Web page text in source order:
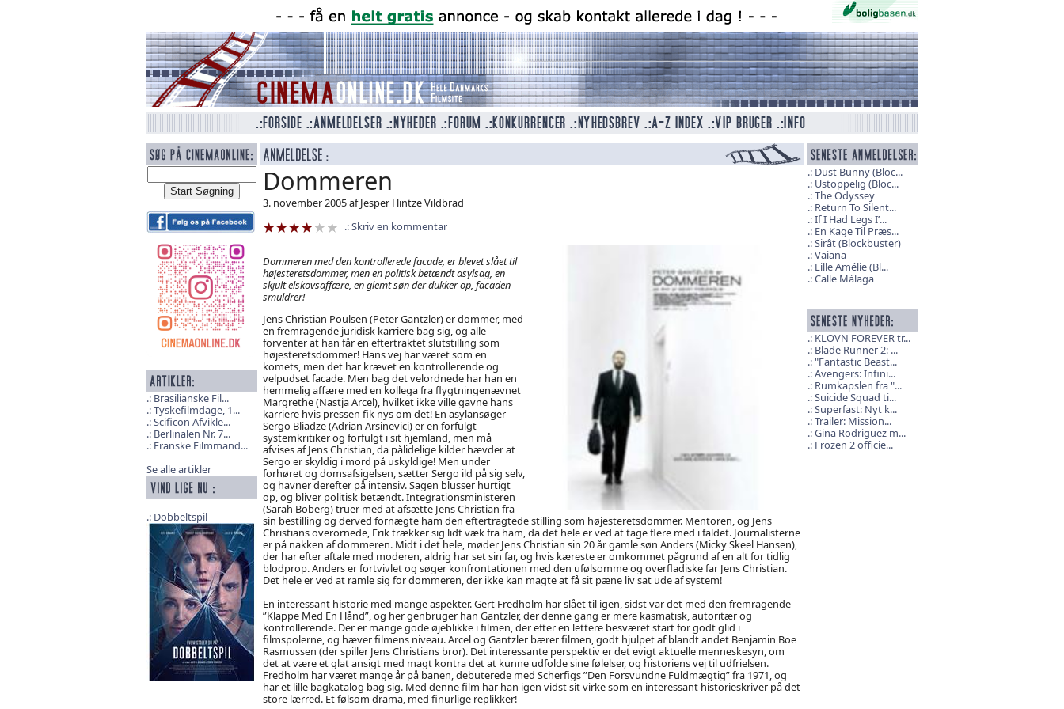
Brasilianske Fil...
Tyskefilmdage, 1...
Scificon Afvikle...
Berlinalen Nr. 7...
Franske Filmmand...
Se alle artikler
Dobbeltspil
Dommeren
3. november 2005 af Jesper Hintze Vildbrad
Skriv en kommentar
Dommeren med den kontrollerede facade, er blevet slået til
højesteretsdommer, men en politisk betændt asylsag, en
skjult elskovsaffære, en glemt søn der dukker op, facaden
smuldrer!
Jens Christian Poulsen (Peter Gantzler) er dommer, med
en fremragende juridisk karriere bag sig, og alle
forventer at han får en eftertraktet slutstilling som
højesteretsdommer! Hans vej har været som en
komets, men det har krævet en kontrollerende og
velpudset facade. Men bag det velordnede har han en
hemmelig affære med en kollega fra flygtningenævnet
Margrethe (Nastja Arcel), hvilket ikke ville gavne hans
karriere hvis pressen fik nys om det! En asylansøger
Sergo Bliadze (Adrian Arsinevici) er en forfulgt
systemkritiker og forfulgt i sit hjemland, men må
afvises af Jens Christian, da pålidelige kilder hævder at
Sergo er skyldig i mord på uskyldige! Men under
forhøret og domsafsigelsen, sætter Sergo ild på sig selv,
og havner derefter på intensiv. Sagen blusser hurtigt
op, og bliver politisk betændt. Integrationsministeren
(Sarah Boberg) truer med at afsætte Jens Christian fra
sin bestilling og derved fornægte ham den eftertragtede stilling som højesteretsdommer. Mentoren, og Jens
Christians overornede, Erik trækker sig lidt væk fra ham, da det hele er ved at tage flere med i faldet. Journalisterne
er på nakken af dommeren. Midt i det hele, møder Jens Christian sin 20 år gamle søn Anders (Micky Skeel Hansen),
der har efter aftale med moderen, aldrig har set sin far, og hvis kæreste er omkommet pågrund af en alt for tidlig
blodprop. Anders er fortvivlet og søger konfrontationen med den ufølsomme og overfladiske far Jens Christian.
Det hele er ved at ramle sig for dommeren, der ikke kan magte at få sit pæne liv sat ude af system!
En interessant historie med mange aspekter. Gert Fredholm har slået til igen, sidst var det med den fremragende
”Klappe Med En Hånd”, og her genbruger han Gantzler, der denne gang er mere kasmatisk, autoritær og
kontrollerende. Der er mange gode øjeblikke i filmen, der efter en lettere besværet start for godt glid i
filmspolerne, og hæver filmens niveau. Arcel og Gantzler bærer filmen, godt hjulpet af blandt andet Benjamin Boe
Rasmussen (der spiller Jens Christians bror). Det interessante perspektiv er det evigt aktuelle menneskesyn, om
det at være et glat ansigt med magt kontra det at kunne udfolde sine følelser, og historiens vej til udfrielsen.
Fredholm har været mange år på banen, debuterede med Scherfigs ”Den Forsvundne Fuldmægtig” fra 1971, og
har et lille bagkatalog bag sig. Med denne film har han igen vidst sit virke som en interessant historieskriver på det
store lærred. Et følsom drama, med finurlige replikker!
Dust Bunny (Bloc...
Ustoppelig (Bloc...
The Odyssey
Return To Silent...
If I Had Legs I’...
En Kage Til Præs...
Sirât (Blockbuster)
Vaiana
Lille Amélie (Bl...
Calle Málaga
KLOVN FOREVER tr...
Blade Runner 2: ...
"Fantastic Beast...
Avengers: Infini...
Rumkapslen fra "...
Suicide Squad ti...
Superfast: Nyt k...
Trailer: Mission...
Gina Rodriguez m...
Frozen 2 officie...